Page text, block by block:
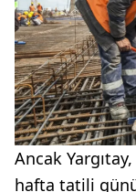
Ancak
hafta tatili